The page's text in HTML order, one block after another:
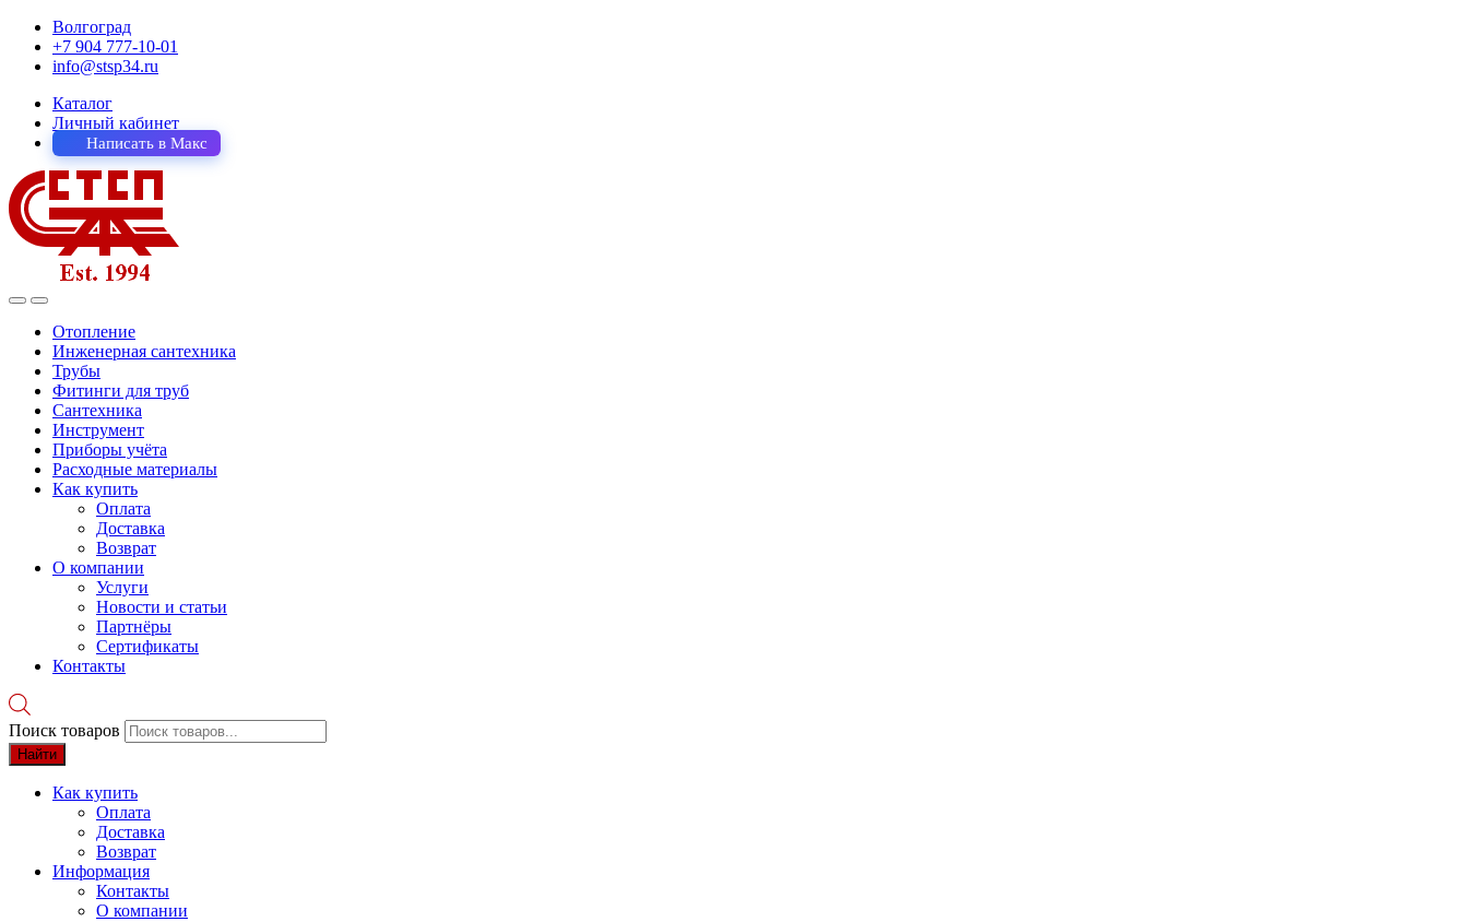
Волгоград
+7 904 777-10-01
info@stsp34.ru
Каталог
Личный кабинет
Написать в Макс
Отопление
Инженерная сантехника
Трубы
Фитинги для труб
Сантехника
Инструмент
Приборы учёта
Расходные материалы
Как купить
Оплата
Доставка
Возврат
О компании
Услуги
Новости и статьи
Партнёры
Сертификаты
Контакты
Поиск товаров
Найти
Как купить
Оплата
Доставка
Возврат
Информация
Контакты
О компании